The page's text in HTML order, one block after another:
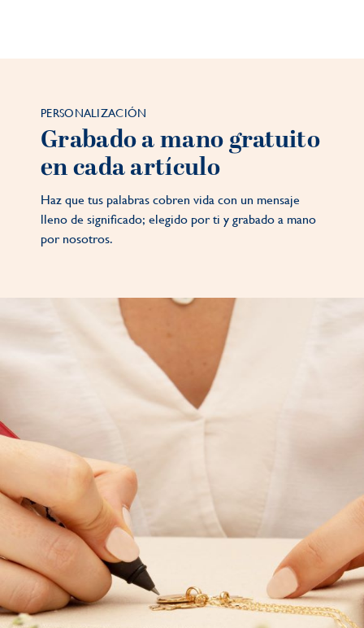
PERSONALIZACIÓN
Grabado a mano gratuito
en cada artículo
Haz que tus palabras cobren vida con un mensaje
lleno de significado; elegido por ti y grabado a mano
por nosotros.